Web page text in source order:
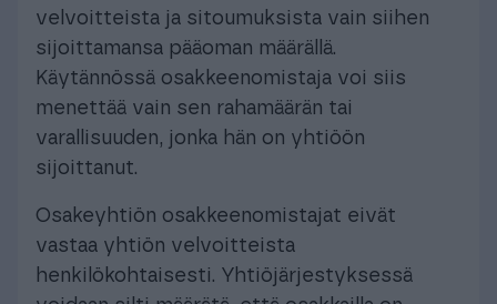
velvoitteista ja sitoumuksista vain siihen
sijoittamansa pääoman määrällä.
Käytännössä osakkeenomistaja voi siis
menettää vain sen rahamäärän tai
varallisuuden, jonka hän on yhtiöön
sijoittanut.
Osakeyhtiön osakkeenomistajat eivät
vastaa yhtiön velvoitteista
henkilökohtaisesti. Yhtiöjärjestyksessä